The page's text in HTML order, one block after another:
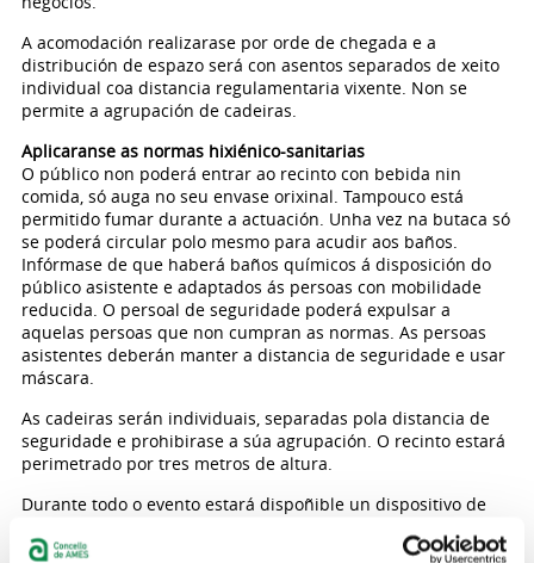
A acomodación realizarase por orde de chegada e a
distribución de espazo será con asentos separados de xeito
individual coa distancia regulamentaria vixente. Non se
permite a agrupación de cadeiras.
Aplicaranse as normas hixiénico-sanitarias
O público non poderá entrar ao recinto con bebida nin
comida, só auga no seu envase orixinal. Tampouco está
permitido fumar durante a actuación. Unha vez na butaca só
se poderá circular polo mesmo para acudir aos baños.
Infórmase de que haberá baños químicos á disposición do
público asistente e adaptados ás persoas con mobilidade
reducida. O persoal de seguridade poderá expulsar a
aquelas persoas que non cumpran as normas. As persoas
asistentes deberán manter a distancia de seguridade e usar
máscara.
As cadeiras serán individuais, separadas pola distancia de
seguridade e prohibirase a súa agrupación. O recinto estará
perimetrado por tres metros de altura.
Durante todo o evento estará dispoñible un dispositivo de
de seguridade.